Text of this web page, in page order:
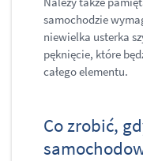
samochodzie
niewielka usterka
pęknięcie, które
całego elementu.
Co zrobić,